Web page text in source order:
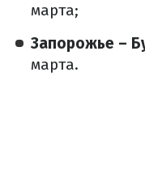
марта;
Запорожье –
марта.